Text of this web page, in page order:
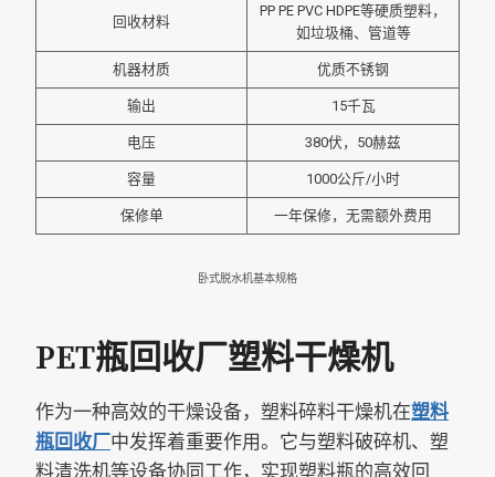
回收材料
PP PE PVC HDPE等硬质塑料，
如垃圾桶、管道等
机器材质 优质不锈钢
输出 15千瓦
电压 380伏，50赫兹
容量 1000公斤/小时
保修单 一年保修，无需额外费用
卧式脱水机基本规格
PET瓶回收厂塑料干燥机
作为一种高效的干燥设备，塑料碎料干燥机在塑料
瓶回收厂中发挥着重要作用。它与塑料破碎机、塑
料清洗机等设备协同工作，实现塑料瓶的高效回